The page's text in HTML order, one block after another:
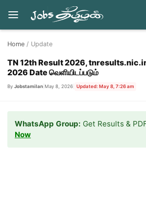
content
Home / Update
TN 12th Result 2026,
2026 Date வெளியிடப்படும்
By Jobstamilan May 8, 2026 Updated: May 8, 7:26 am
WhatsApp Group: Get Results &
Now